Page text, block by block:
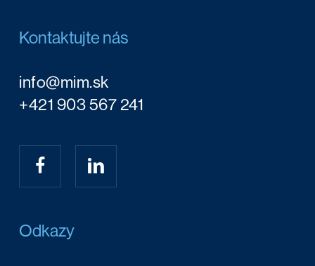
Kontaktujte nás
info@mim.sk
+421 903 567 241
Odkazy